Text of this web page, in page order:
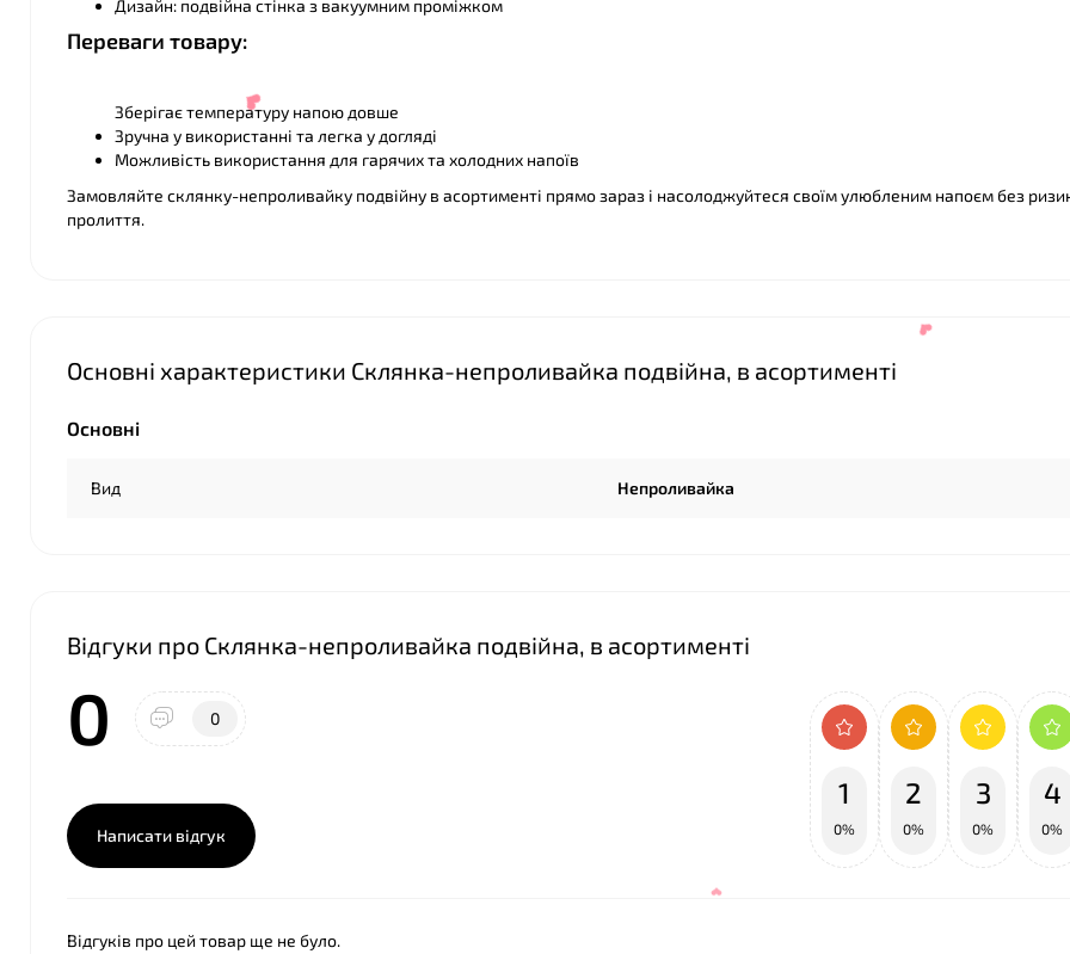
Дизайн: подвійна стінка з вакуумним проміжком
Переваги товару:
Зберігає температуру напою довше
Зручна у використанні та легка у догляді
Можливість використання для гарячих та холодних напоїв
Замовляйте склянку-непроливайку подвійну в асортименті прямо зараз і насолоджуйтеся своїм улюбленим напоєм без
пролиття.
Основні характеристики Склянка-непроливайка подвійна, в асортименті
Основні
Вид Непроливайка
Відгуки про Склянка-непроливайка подвійна, в асортименті
0 0
Написати відгук
1
0%
2
0%
3
0%
4
0%
Відгуків про цей товар ще не було.
❤